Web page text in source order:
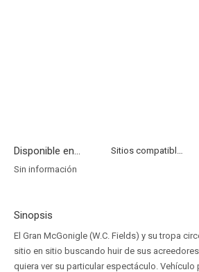
Disponible en...
Sitios compatibles
Sin información
Sinopsis
El Gran McGonigle (W.C. Fields) y su tropa
sitio en sitio buscando huir de sus
quiera ver su particular espectáculo. Vehículo